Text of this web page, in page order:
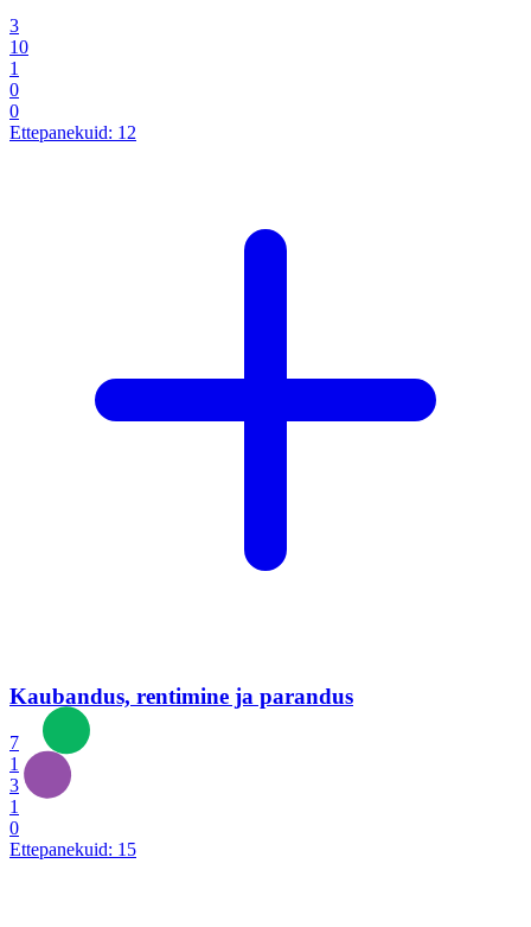
3
10
1
0
0
Ettepanekuid: 12
Kaubandus, rentimine ja parandus
7
1
3
1
0
Ettepanekuid: 15